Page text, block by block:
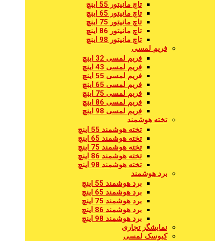
تاچ مانیتور 55 اینچ
تاچ مانیتور 65 اینچ
تاچ مانیتور 75 اینچ
تاچ مانیتور 86 اینچ
تاچ مانیتور 98 اینچ
فریم لمسی
فریم لمسی 32 اینچ
فریم لمسی 43 اینچ
فریم لمسی 55 اینچ
فریم لمسی 65 اینچ
فریم لمسی 75 اینچ
فریم لمسی 86 اینچ
فریم لمسی 98 اینچ
تخته هوشمند
تخته هوشمند 55 اینچ
تخته هوشمند 65 اینچ
تخته هوشمند 75 اینچ
تخته هوشمند 86 اینچ
تخته هوشمند 98 اینچ
برد هوشمند
برد هوشمند 55 اینچ
برد هوشمند 65 اینچ
برد هوشمند 75 اینچ
برد هوشمند 86 اینچ
برد هوشمند 98 اینچ
نمایشگر تجاری
کیوسک لمسی